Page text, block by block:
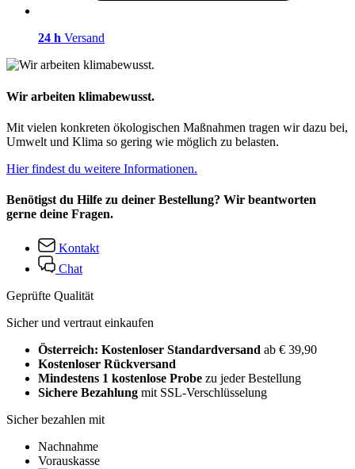
24 h Versand
Wir arbeiten klimabewusst.
Mit vielen konkreten ökologischen Maßnahmen tragen wir dazu bei,
Umwelt und Klima so gering wie möglich zu belasten.
Hier findest du weitere Informationen.
Benötigst du Hilfe zu deiner Bestellung? Wir beantworten
gerne deine Fragen.
Kontakt
Chat
Geprüfte Qualität
Sicher und vertraut einkaufen
Österreich: Kostenloser Standardversand ab € 39,90
Kostenloser Rückversand
Mindestens 1 kostenlose Probe zu jeder Bestellung
Sichere Bezahlung mit SSL-Verschlüsselung
Sicher bezahlen mit
Nachnahme
Vorauskasse